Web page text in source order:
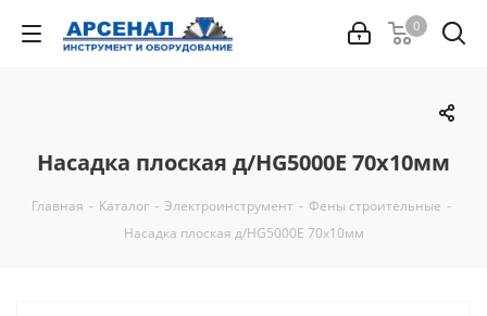
0
Насадка плоская д/HG5000E 70х10мм
Главная - Каталог - Электроинструмент - Фены строительные -
Насадка плоская д/HG5000E 70х10мм